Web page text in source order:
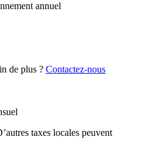
annuel
de plus ? Contactez-nous
taxes locales peuvent